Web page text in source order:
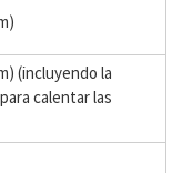
(incluyendo la
calentar las